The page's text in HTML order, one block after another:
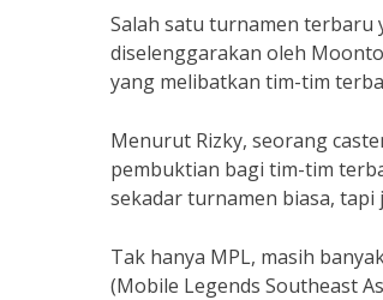
Salah satu turnamen terbaru
diselenggarakan oleh
yang melibatkan tim-tim
Menurut Rizky, seorang
pembuktian bagi tim-tim
sekadar turnamen biasa,
Tak hanya MPL, masih
(Mobile Legends Southeast